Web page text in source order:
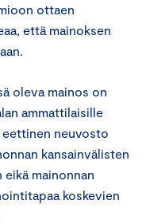
ottaen
että mainoksen
oleva mainos on
ammattilaisille
eettinen neuvosto
kansainvälisten
eikä mainonnan
koskevien